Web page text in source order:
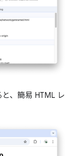
、簡易 HTML レ